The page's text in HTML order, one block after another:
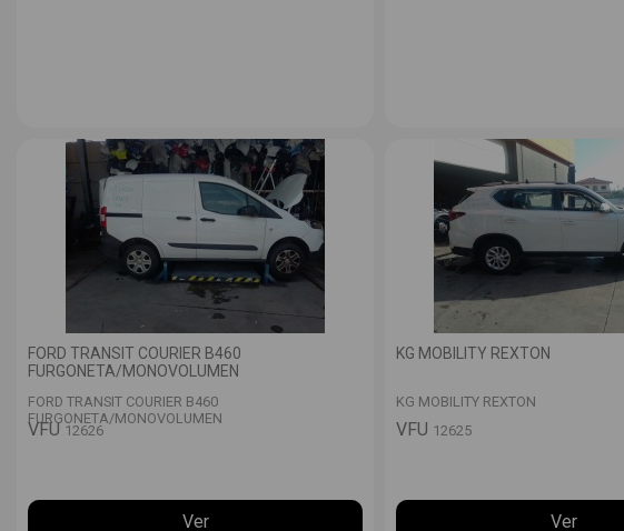
FORD TRANSIT COURIER B460
FURGONETA/MONOVOLUMEN
FORD TRANSIT COURIER B460
FURGONETA/MONOVOLUMEN
VFU 12626
Ver
KG MOBILITY REXTON
KG MOBILITY REXTON
VFU 12625
Ver